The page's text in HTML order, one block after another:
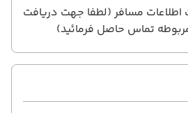
مسافر (لطفا جهت دریافت
تماس حاصل فرمائید)